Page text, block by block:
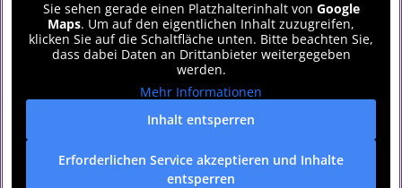
Sie sehen gerade einen Platzhalterinhalt von Google
Maps. Um auf den eigentlichen Inhalt zuzugreifen,
klicken Sie auf die Schaltfläche unten. Bitte beachten Sie,
dass dabei Daten an Drittanbieter weitergegeben
werden.
Mehr Informationen
Inhalt entsperren
Erforderlichen Service akzeptieren und Inhalte
entsperren